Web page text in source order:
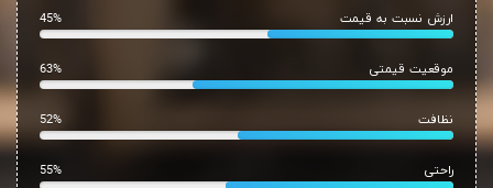
ارزش نسبت به قیمت 45%
موقعیت قیمتی 63%
نظافت 52%
راحتی 55%